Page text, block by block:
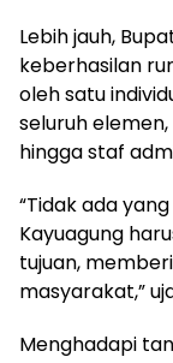
Lebih jauh,
keberhasilan
oleh satu
seluruh
hingga staf
“Tidak ada
Kayuagung
tujuan,
masyarakat,”
Menghadapi